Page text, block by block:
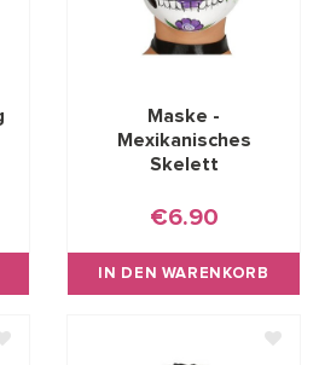
Maske -
Mexikanisches
Skelett
€6.90
IN DEN WARENKORB